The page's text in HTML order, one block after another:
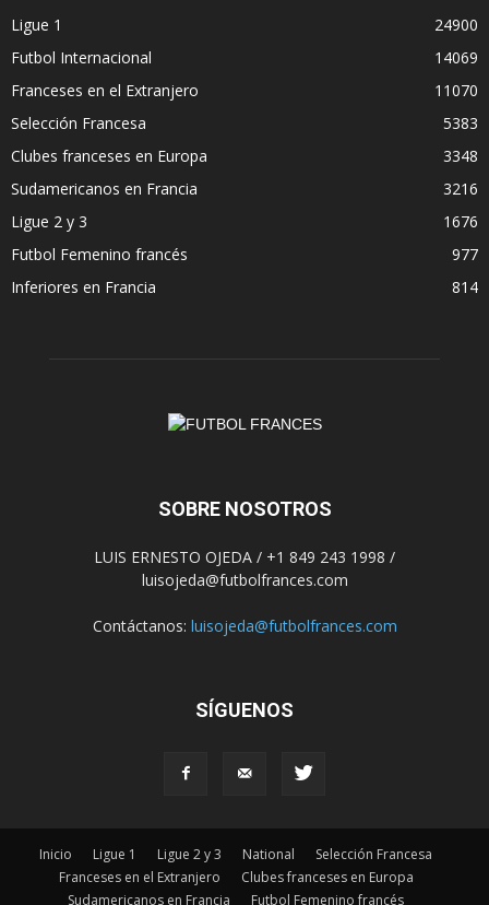
Ligue 1
24900
Futbol Internacional
14069
Franceses en el Extranjero
11070
Selección Francesa
5383
Clubes franceses en Europa
3348
Sudamericanos en Francia
3216
Ligue 2 y 3
1676
Futbol Femenino francés
977
Inferiores en Francia
814
SOBRE NOSOTROS
LUIS ERNESTO OJEDA / +1 849 243 1998 /
luisojeda@futbolfrances.com
Contáctanos: luisojeda@futbolfrances.com
SÍGUENOS
Inicio Ligue 1 Ligue 2 y 3 National
Selección Francesa
Franceses en el Extranjero
Clubes franceses en Europa
Sudamericanos en Francia
Futbol Femenino francés